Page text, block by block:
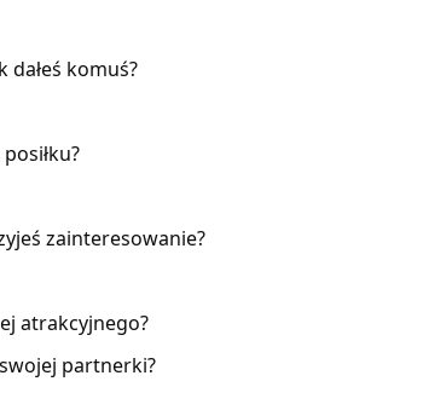
komuś?
zainteresowanie?
atrakcyjnego?
partnerki?